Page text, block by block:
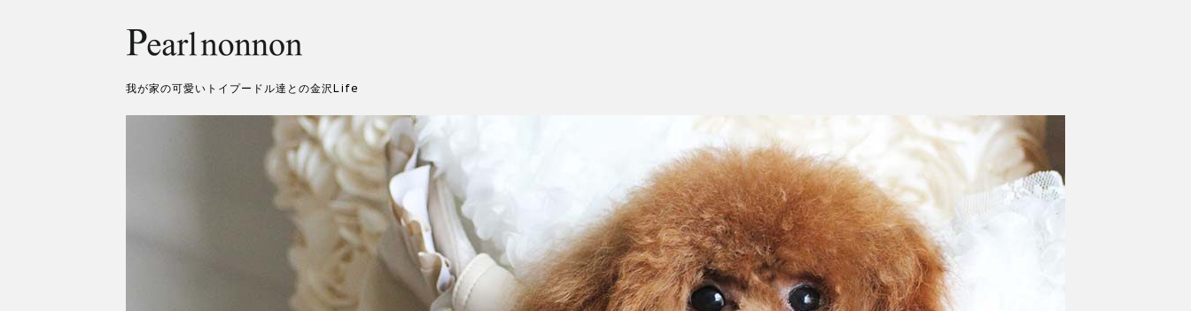
我が家の可愛いトイプードル達との金沢Life